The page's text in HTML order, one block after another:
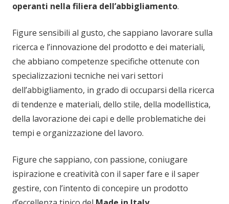
operanti nella filiera dell’abbigliamento.
Figure sensibili al gusto, che sappiano lavorare sulla
ricerca e l’innovazione del prodotto e dei materiali,
che abbiano competenze specifiche ottenute con
specializzazioni tecniche nei vari settori
dell’abbigliamento, in grado di occuparsi della ricerca
di tendenze e materiali, dello stile, della modellistica,
della lavorazione dei capi e delle problematiche dei
tempi e organizzazione del lavoro.
Figure che sappiano, con passione, coniugare
ispirazione e creatività con il saper fare e il saper
gestire, con l’intento di concepire un prodotto